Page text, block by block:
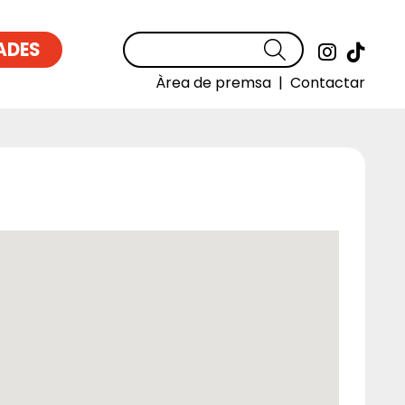
Link a
Cercar
Àrea de premsa | Contactar